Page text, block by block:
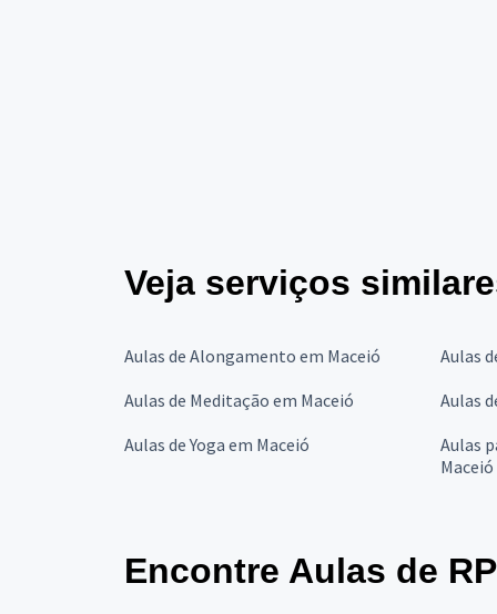
Veja serviços
Aulas de Alongamento em Maceió
Aulas
Aulas de Meditação em Maceió
Aulas
Aulas de Yoga em Maceió
Aulas
Maceió
Encontre Aulas de